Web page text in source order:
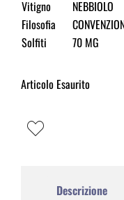
Vitigno
NEBBIOLO
Filosofia
Solfiti
70 MG
Articolo Esaurito
Descrizione